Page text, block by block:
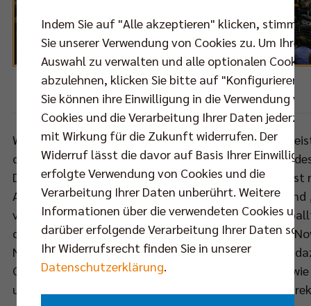
Wiedergutmachung ist angesagt beim Deutschen
dieser seine rund 30 mitgereisten Fans beim 0:3-
Düren enttäuschte. Doch die Heimpremiere soll längst
Anhänger aus den Lagern der Fanclubs „7. Mann“ und
versöhnen, sondern das Publikum im Berliner
darauffolgenden Heimspiele gegen Rottenburg (01.
Nov) sowie Lüneburg (12. Nov) einstimmen. Passend
GASAG als "Sponsor des Tages" mit vielen Aktionen
und Trikotverlosung durch Kapitän Robert Kromm
Indem Sie auf "Alle akzeptieren" klicken, stimmen
Sie unserer Verwendung von Cookies zu. Um Ihre
Auswahl zu verwalten und alle optionalen Cookies
abzulehnen, klicken Sie bitte auf "Konfigurieren".
Sie können ihre Einwilligung in die Verwendung
Cookies und die Verarbeitung Ihrer Daten
mit Wirkung für die Zukunft widerrufen. Der
Widerruf lässt die davor auf Basis Ihrer
erfolgte Verwendung von Cookies und die
Verarbeitung Ihrer Daten unberührt. Weitere
Informationen über die verwendeten Cookies und
darüber erfolgende Verarbeitung Ihrer Daten
Ihr Widerrufsrecht finden Sie in unserer
Datenschutzerklärung